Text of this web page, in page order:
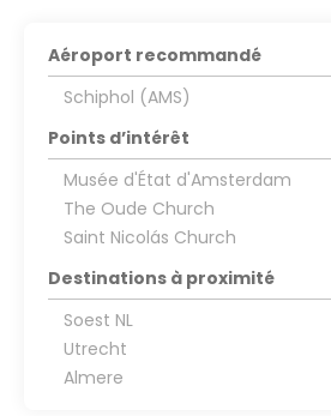
Aéroport recommandé
Schiphol (AMS)
Points d’intérêt
Musée d'État d'Amsterdam
The Oude Church
Saint Nicolás Church
Destinations à proximité
Soest NL
Utrecht
Almere